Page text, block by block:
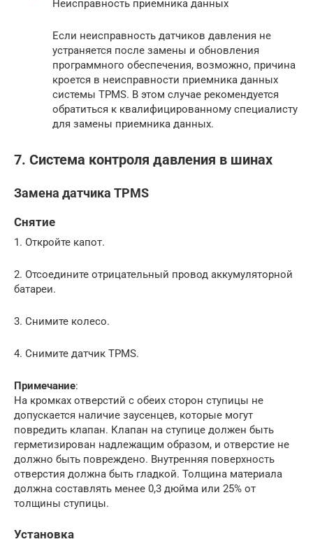
Неисправность приемника данных
Если неисправность датчиков давления не
устраняется после замены и обновления
программного обеспечения, возможно, причина
кроется в неисправности приемника данных
системы TPMS. В этом случае рекомендуется
обратиться к квалифицированному специалисту
для замены приемника данных.
7. Система контроля давления в шинах
Замена датчика TPMS
Снятие
1. Откройте капот.
2. Отсоедините отрицательный провод аккумуляторной
батареи.
3. Снимите колесо.
4. Снимите датчик TPMS.
Примечание:
На кромках отверстий с обеих сторон ступицы не
допускается наличие заусенцев, которые могут
повредить клапан. Клапан на ступице должен быть
герметизирован надлежащим образом, и отверстие не
должно быть повреждено. Внутренняя поверхность
отверстия должна быть гладкой. Толщина материала
должна составлять менее 0,3 дюйма или 25% от
толщины ступицы.
Установка